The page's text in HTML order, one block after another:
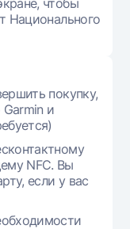
чтобы
Национального
покупку,
и
NFC. Вы
если у вас